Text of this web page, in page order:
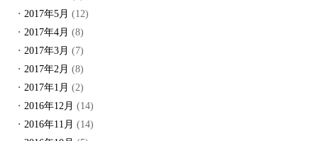
2017年5月 (12)
2017年4月 (8)
2017年3月 (7)
2017年2月 (8)
2017年1月 (2)
2016年12月 (14)
2016年11月 (14)